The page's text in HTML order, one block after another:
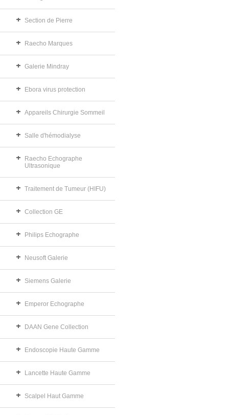
Section de Pierre
Raecho Marques
Galerie Mindray
Ebora virus protection
Appareils Chirurgie Sommeil
Salle d'hémodialyse
Raecho Echographe
Ultrasonique
Traitement de Tumeur (HIFU)
Collection GE
Philips Echographe
Neusoft Galerie
Siemens Galerie
Emperor Echographe
DAAN Gene Collection
Endoscopie Haute Gamme
Lancette Haute Gamme
Scalpel Haut Gamme